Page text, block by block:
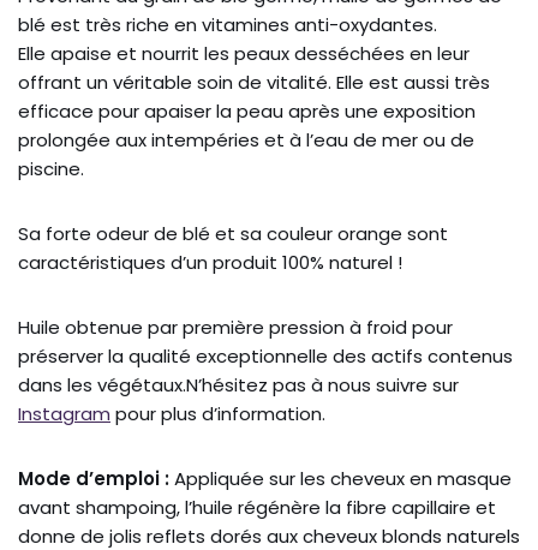
blé est très riche en vitamines anti-oxydantes.
Elle apaise et nourrit les peaux desséchées en leur
offrant un véritable soin de vitalité. Elle est aussi très
efficace pour apaiser la peau après une exposition
prolongée aux intempéries et à l’eau de mer ou de
piscine.
Sa forte odeur de blé et sa couleur orange sont
caractéristiques d’un produit 100% naturel !
Huile obtenue par première pression à froid pour
préserver la qualité exceptionnelle des actifs contenus
dans les végétaux.N’hésitez pas à nous suivre sur
Instagram pour plus d’information.
Mode d’emploi :Appliquée sur les cheveux en masque
avant shampoing, l’huile régénère la fibre capillaire et
donne de jolis reflets dorés aux cheveux blonds naturels